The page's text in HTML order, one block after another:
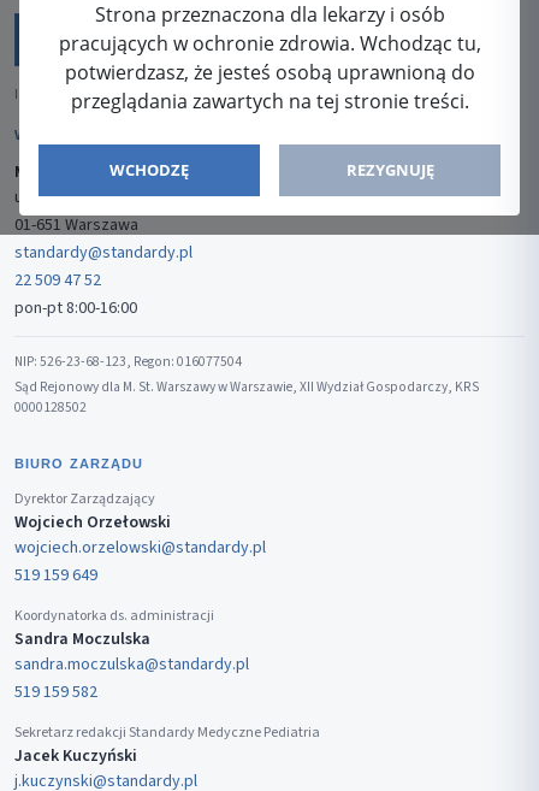
Strona przeznaczona dla lekarzy i osób
pracujących w ochronie zdrowia. Wchodząc tu,
potwierdzasz, że jesteś osobą uprawnioną do
przeglądania zawartych na tej stronie treści.
WCHODZĘ REZYGNUJĘ
ISSN: 2080-5438
WYDAWCA
Media-Press Sp. z o.o.
ul. Gwiaździsta 7B/8
01-651 Warszawa
standardy@standardy.pl
22 509 47 52
pon-pt 8:00-16:00
NIP: 526-23-68-123, Regon: 016077504
Sąd Rejonowy dla M. St. Warszawy w Warszawie, XII Wydział Gospodarczy, KRS
0000128502
BIURO ZARZĄDU
Dyrektor Zarządzający
Wojciech Orzełowski
wojciech.orzelowski@standardy.pl
519 159 649
Koordynatorka ds. administracji
Sandra Moczulska
sandra.moczulska@standardy.pl
519 159 582
Sekretarz redakcji Standardy Medyczne Pediatria
Jacek Kuczyński
j.kuczynski@standardy.pl